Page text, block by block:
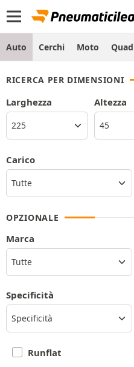
Auto Cerchi Moto Quad
RICERCA PER DIMENSIONI
Larghezza Altezza
Carico
OPZIONALE
Marca
Tutte
Specificità
Specificità
Runflat